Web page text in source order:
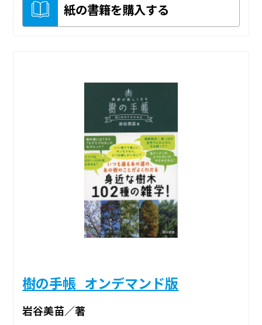
紙の書籍を購入する
樹の手帳_オンデマンド版
岩谷美苗／著